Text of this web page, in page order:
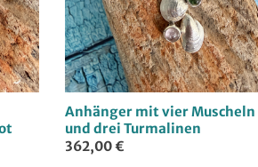
Anhänger mit vier Muscheln
und drei Turmalinen
362,00 €